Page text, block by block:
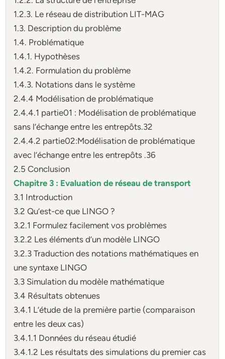
1.2.3. Le réseau de distribution LIT-MAG
1.3. Description du problème
1.4. Problématique
1.4.1. Hypothèses
1.4.2. Formulation du problème
1.4.3. Notations dans le système
2.4.4 Modélisation de problématique
2.4.4.1 partie01 : Modélisation de problématique
sans l’échange entre les entrepôts.32
2.4.4.2 partie02:Modélisation de problématique
avec l’échange entre les entrepôts .36
2.5 Conclusion
Chapitre 3 : Evaluation de réseau de transport
3.1 Introduction
3.2 Qu’est-ce que LINGO ?
3.2.1 Formulez facilement vos problèmes
3.2.2 Les éléments d’un modèle LINGO
3.2.3 Traduction des notations mathématiques en
une syntaxe LINGO
3.3 Simulation du modèle mathématique
3.4 Résultats obtenues
3.4.1 L’étude de la première partie (comparaison
entre les deux cas)
3.4.1.1 Données du réseau étudié
3.4.1.2 Les résultats des simulations du premier cas